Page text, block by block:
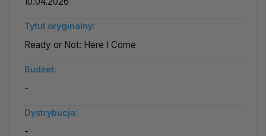
Tytuł oryginalny:
Ready or Not: Here I Come
Budżet:
-
Dystrybucja:
-